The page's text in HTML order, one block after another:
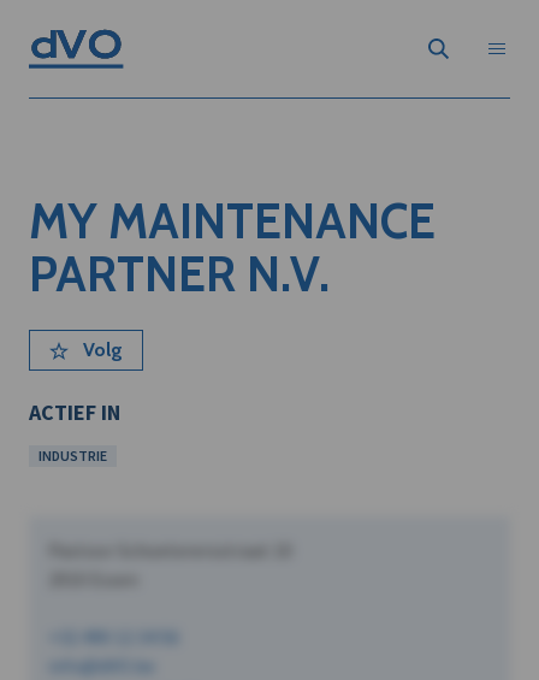
MY MAINTENANCE
PARTNER N.V.
Volg
ACTIEF IN
INDUSTRIE